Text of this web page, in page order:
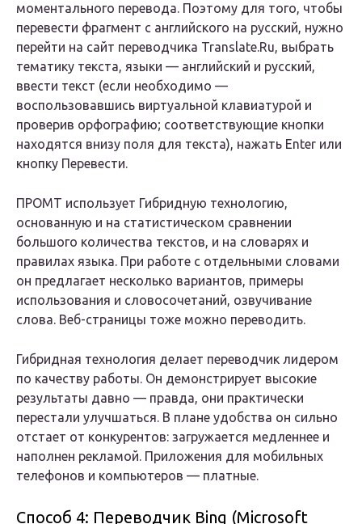
моментального перевода. Поэтому для того, чтобы
перевести фрагмент с английского на русский, нужно
перейти на сайт переводчика Translate.Ru, выбрать
тематику текста, языки — английский и русский,
ввести текст (если необходимо —
воспользовавшись виртуальной клавиатурой и
проверив орфографию; соответствующие кнопки
находятся внизу поля для текста), нажать Enter или
кнопку Перевести.
ПРОМТ использует Гибридную технологию,
основанную и на статистическом сравнении
большого количества текстов, и на словарях и
правилах языка. При работе с отдельными словами
он предлагает несколько вариантов, примеры
использования и словосочетаний, озвучивание
слова. Веб-страницы тоже можно переводить.
Гибридная технология делает переводчик лидером
по качеству работы. Он демонстрирует высокие
результаты давно — правда, они практически
перестали улучшаться. В плане удобства он сильно
отстает от конкурентов: загружается медленнее и
наполнен рекламой. Приложения для мобильных
телефонов и компьютеров — платные.
Способ 4: Переводчик Bing (Microsoft